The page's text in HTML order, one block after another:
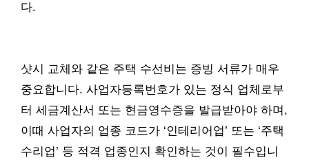
다.
샷시 교체와 같은 주택 수선비는 증빙 서류가 매우
중요합니다. 사업자등록번호가 있는 정식 업체로부
터 세금계산서 또는 현금영수증을 발급받아야 하며,
이때 사업자의 업종 코드가 ‘인테리어업’ 또는 ‘주택
수리업’ 등 적격 업종인지 확인하는 것이 필수입니